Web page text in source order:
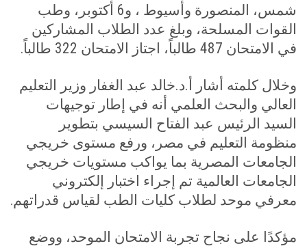
شمس، المنصورة وأسيوط ، و6 أكتوبر، وطب
القوات المسلحة، وبلغ عدد الطلاب المشاركين
في الامتحان 487 طالباً، اجتاز الامتحان 322 طالباً
.
وخلال كلمته أشار أ.د.خالد عبد الغفار وزير التعليم
العالي والبحث العلمي أنه في إطار توجيهات
السيد الرئيس عبد الفتاح السيسي بتطوير
منظومة التعليم في مصر، ورفع مستوى خريجي
الجامعات المصرية بما يواكب مستويات خريجي
الجامعات العالمية تم إجراء اختبار إلكتروني
معرفي موحد لطلاب كليات الطب لقياس قدراتهم.
مؤكدًا على نجاح تجربة الامتحان الموحد، ووضع